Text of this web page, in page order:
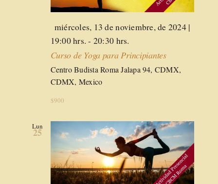
Destacado
miércoles, 13 de noviembre, de 2024 |
19:00 hrs. - 20:30 hrs.
Curso de Yoga para Principiantes
Centro Budista RomaJalapa 94, CDMX,
CDMX, Mexico
$900
Lun
25